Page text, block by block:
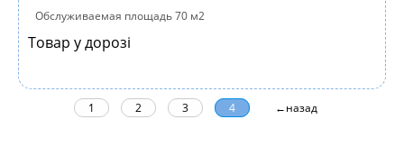
Обслуживаемая площадь 70 м2
Товар у дорозі
1 2 3 4 ←назад